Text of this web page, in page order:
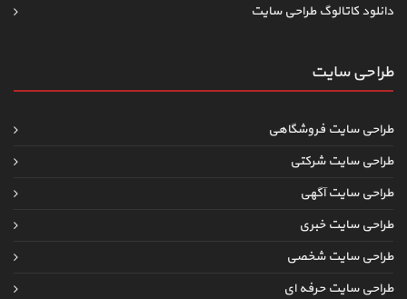
دانلود کاتالوگ طراحی سایت
طراحی سایت
طراحی سایت فروشگاهی
طراحی سایت شرکتی
طراحی سایت آگهی
طراحی سایت خبری
طراحی سایت شخصی
طراحی سایت حرفه ای